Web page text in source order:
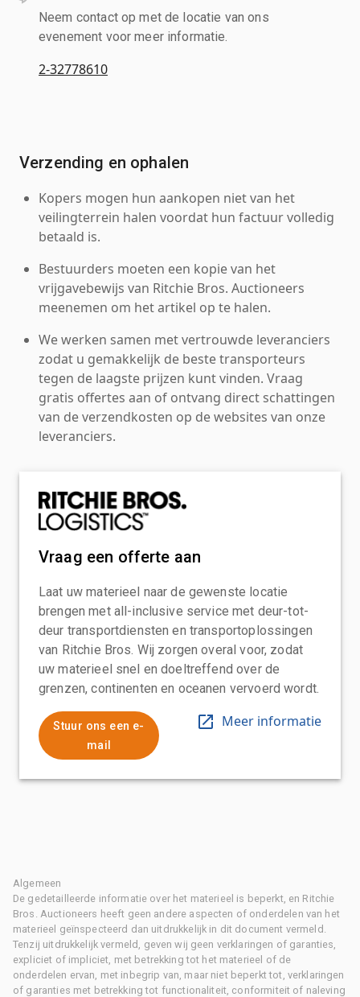
Neem contact op met de locatie van ons
evenement voor meer informatie.
2-32778610
Verzending en ophalen
Kopers mogen hun aankopen niet van het
veilingterrein halen voordat hun factuur volledig
betaald is.
Bestuurders moeten een kopie van het
vrijgavebewijs van Ritchie Bros. Auctioneers
meenemen om het artikel op te halen.
We werken samen met vertrouwde leveranciers
zodat u gemakkelijk de beste transporteurs
tegen de laagste prijzen kunt vinden. Vraag
gratis offertes aan of ontvang direct schattingen
van de verzendkosten op de websites van onze
leveranciers.
Vraag een offerte aan
Laat uw materieel naar de gewenste locatie
brengen met all-inclusive service met deur-tot-
deur transportdiensten en transportoplossingen
van Ritchie Bros. Wij zorgen overal voor, zodat
uw materieel snel en doeltreffend over de
grenzen, continenten en oceanen vervoerd wordt.
Stuur ons een e-
mail
Meer informatie
Algemeen
De gedetailleerde informatie over het materieel is beperkt, en Ritchie
Bros. Auctioneers heeft geen andere aspecten of onderdelen van het
materieel geïnspecteerd dan uitdrukkelijk in dit document vermeld.
Tenzij uitdrukkelijk vermeld, geven wij geen verklaringen of garanties,
expliciet of impliciet, met betrekking tot het materieel of de
onderdelen ervan, met inbegrip van, maar niet beperkt tot, verklaringen
of garanties met betrekking tot functionaliteit, conformiteit of naleving